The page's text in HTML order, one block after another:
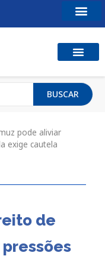
BUSCAR
pode aliviar
exige cautela
de